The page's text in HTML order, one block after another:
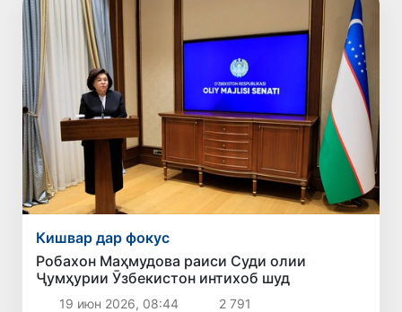
Кишвар дар фокус
Робахон Маҳмудова раиси Суди олии
Ҷумҳурии Ӯзбекистон интихоб шуд
19 июн 2026, 08:44 2 791